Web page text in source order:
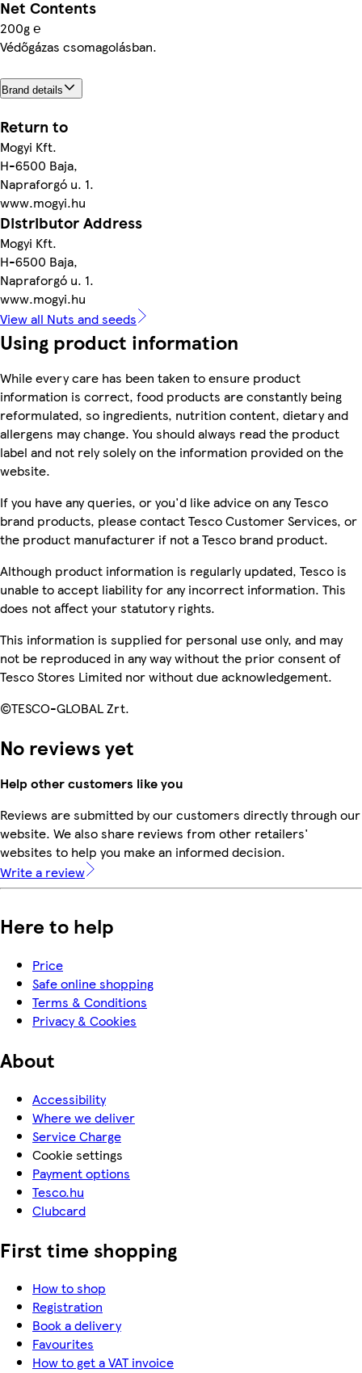
Net Contents
200g ℮
Védőgázas csomagolásban.
Brand details
Return to
Mogyi Kft.
H-6500 Baja,
Napraforgó u. 1.
www.mogyi.hu
Distributor Address
Mogyi Kft.
H-6500 Baja,
Napraforgó u. 1.
www.mogyi.hu
View all Nuts and seeds
Using product information
While every care has been taken to ensure product
information is correct, food products are constantly being
reformulated, so ingredients, nutrition content, dietary and
allergens may change. You should always read the product
label and not rely solely on the information provided on the
website.
If you have any queries, or you'd like advice on any Tesco
brand products, please contact Tesco Customer Services, or
the product manufacturer if not a Tesco brand product.
Although product information is regularly updated, Tesco is
unable to accept liability for any incorrect information. This
does not affect your statutory rights.
This information is supplied for personal use only, and may
not be reproduced in any way without the prior consent of
Tesco Stores Limited nor without due acknowledgement.
©TESCO-GLOBAL Zrt.
No reviews yet
Help other customers like you
Reviews are submitted by our customers directly through our
website. We also share reviews from other retailers'
websites to help you make an informed decision.
Write a review
Here to help
Price
Safe online shopping
Terms & Conditions
Privacy & Cookies
About
Accessibility
Where we deliver
Service Charge
Cookie settings
Payment options
Tesco.hu
Clubcard
First time shopping
How to shop
Registration
Book a delivery
Favourites
How to get a VAT invoice